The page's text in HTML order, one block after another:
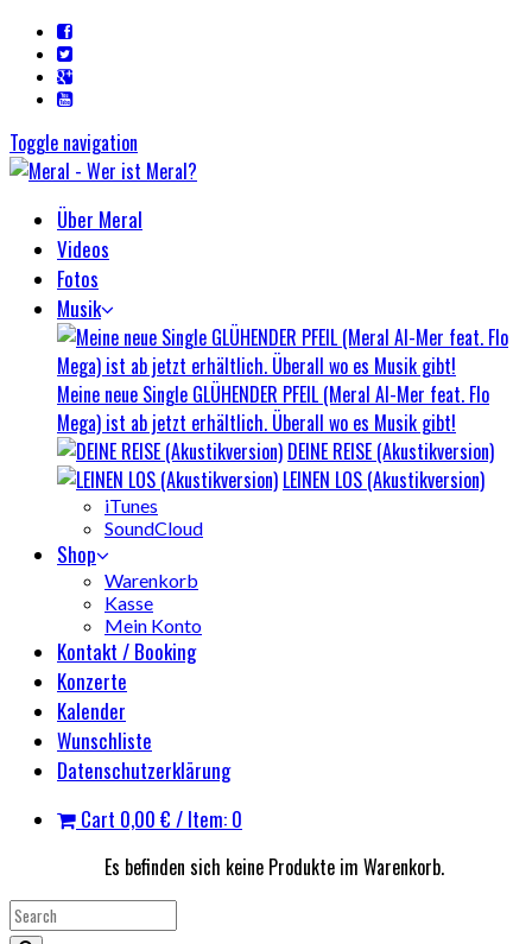
Toggle navigation
Über Meral
Videos
Fotos
Musik
Meine neue Single GLÜHENDER PFEIL (Meral Al-Mer feat. Flo
Mega) ist ab jetzt erhältlich. Überall wo es Musik gibt!
DEINE REISE (Akustikversion)
LEINEN LOS (Akustikversion)
iTunes
SoundCloud
Shop
Warenkorb
Kasse
Mein Konto
Kontakt / Booking
Konzerte
Kalender
Wunschliste
Datenschutzerklärung
Cart 0,00 € / Item: 0
Es befinden sich keine Produkte im Warenkorb.